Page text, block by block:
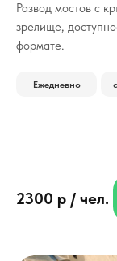
Развод мостов с
зрелище,
формате.
2300 р / чел.
Ежедневно